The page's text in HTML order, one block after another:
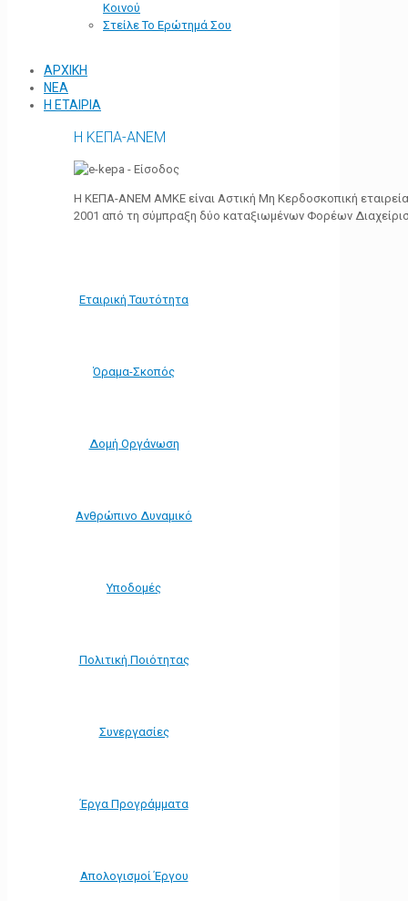
Κοινού
Στείλε Το Ερώτημά Σου
ΑΡΧΙΚΗ
ΝΕΑ
Η ΕΤΑΙΡΙΑ
Η ΚΕΠΑ-ΑΝΕΜ
Η ΚΕΠΑ-ΑΝΕΜ ΑΜΚΕ είναι Αστική Μη Κερδοσκοπική
2001 από τη σύμπραξη δύο καταξιωμένων Φορέων
Εταιρική Ταυτότητα
Όραμα-Σκοπός
Δομή Οργάνωση
Ανθρώπινο Δυναμικό
Υποδομές
Πολιτική Ποιότητας
Συνεργασίες
Έργα Προγράμματα
Απολογισμοί Έργου